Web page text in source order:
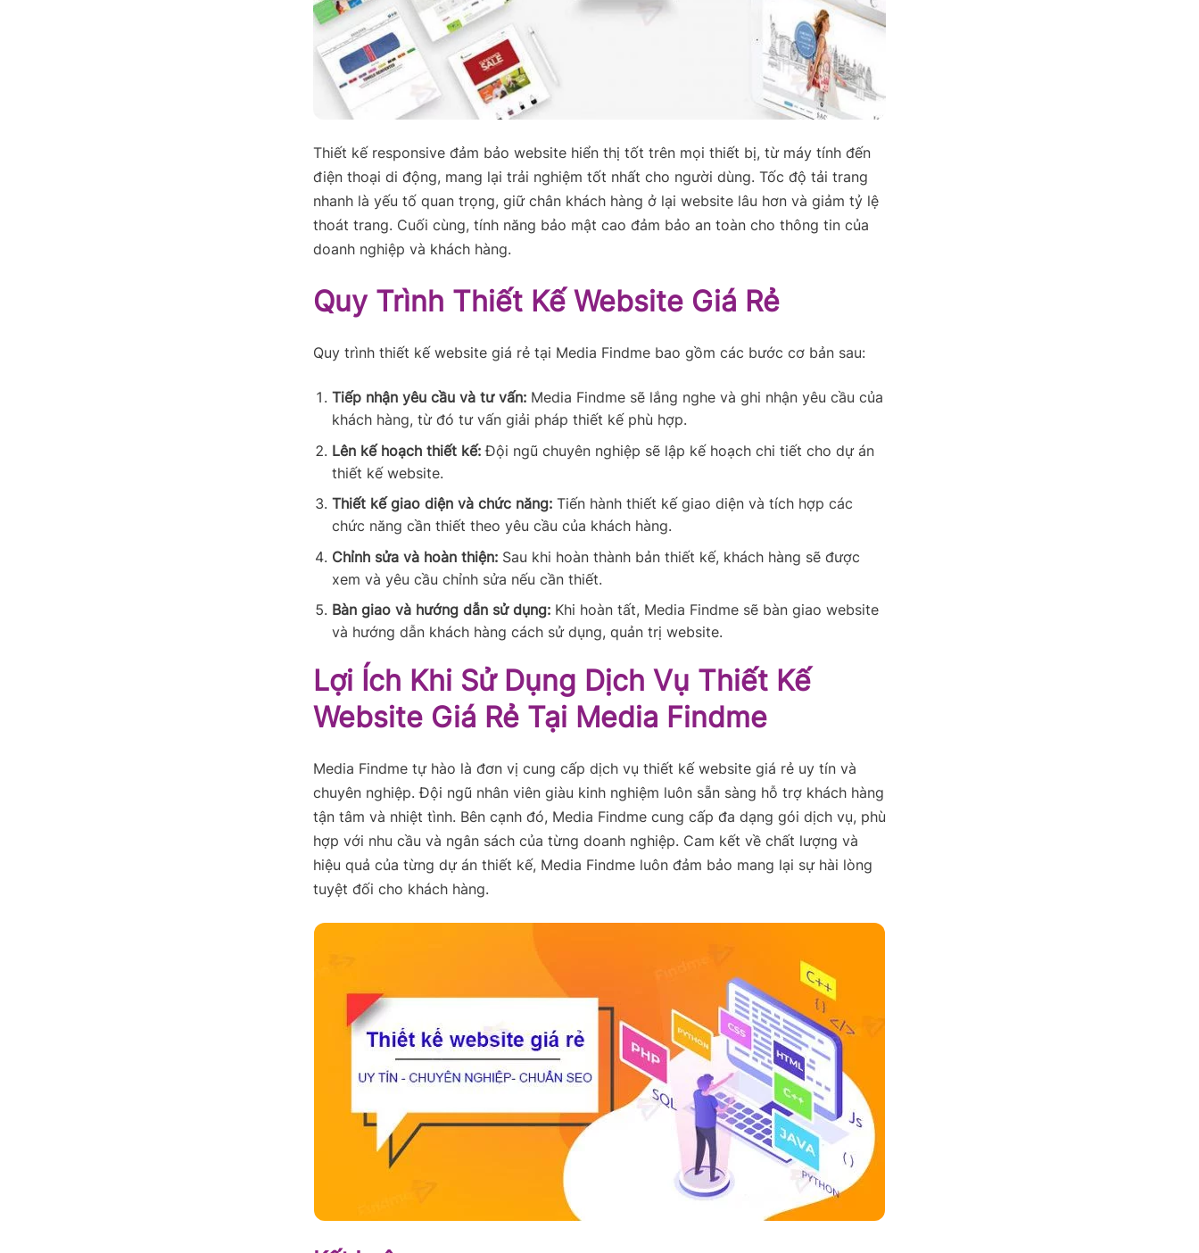
Thiết kế responsive đảm bảo website hiển thị tốt trên mọi thiết bị, từ máy tính đến
điện thoại di động, mang lại trải nghiệm tốt nhất cho người dùng. Tốc độ tải trang
nhanh là yếu tố quan trọng, giữ chân khách hàng ở lại website lâu hơn và giảm tỷ lệ
thoát trang. Cuối cùng, tính năng bảo mật cao đảm bảo an toàn cho thông tin của
doanh nghiệp và khách hàng.
Quy Trình Thiết Kế Website Giá Rẻ
Quy trình thiết kế website giá rẻ tại Media Findme bao gồm các bước cơ bản sau:
Tiếp nhận yêu cầu và tư vấn:Media Findme sẽ lắng nghe và ghi nhận yêu cầu của
khách hàng, từ đó tư vấn giải pháp thiết kế phù hợp.
Lên kế hoạch thiết kế:Đội ngũ chuyên nghiệp sẽ lập kế hoạch chi tiết cho dự án
thiết kế website.
Thiết kế giao diện và chức năng:Tiến hành thiết kế giao diện và tích hợp các
chức năng cần thiết theo yêu cầu của khách hàng.
Chỉnh sửa và hoàn thiện:Sau khi hoàn thành bản thiết kế, khách hàng sẽ được
xem và yêu cầu chỉnh sửa nếu cần thiết.
Bàn giao và hướng dẫn sử dụng:Khi hoàn tất, Media Findme sẽ bàn giao website
và hướng dẫn khách hàng cách sử dụng, quản trị website.
Lợi Ích Khi Sử Dụng Dịch Vụ Thiết Kế
Website Giá Rẻ Tại Media Findme
Media Findme tự hào là đơn vị cung cấp dịch vụ thiết kế website giá rẻ uy tín và
chuyên nghiệp. Đội ngũ nhân viên giàu kinh nghiệm luôn sẵn sàng hỗ trợ khách hàng
tận tâm và nhiệt tình. Bên cạnh đó, Media Findme cung cấp đa dạng gói dịch vụ, phù
hợp với nhu cầu và ngân sách của từng doanh nghiệp. Cam kết về chất lượng và
hiệu quả của từng dự án thiết kế, Media Findme luôn đảm bảo mang lại sự hài lòng
tuyệt đối cho khách hàng.